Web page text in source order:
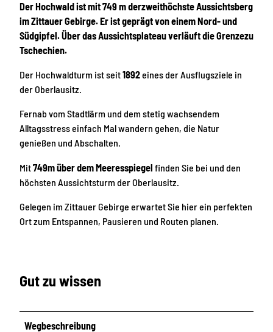
Der Hochwald ist mit 749 m derzweithöchste Aussichtsberg
im Zittauer Gebirge. Er ist geprägt von einem Nord- und
Südgipfel. Über das Aussichtsplateau verläuft die Grenzezu
Tschechien.
Der Hochwaldturm ist seit1892eines der Ausflugsziele in
der Oberlausitz.
Fernab vom Stadtlärm und dem stetig wachsendem
Alltagsstress einfach Mal wandern gehen, die Natur
genießen und Abschalten.
Mit749m über dem Meeresspiegel finden Sie bei und den
höchsten Aussichtsturm der Oberlausitz.
Gelegen im Zittauer Gebirge erwartet Sie hier ein perfekten
Ort zum Entspannen, Pausieren und Routen planen.
Gut zu wissen
Wegbeschreibung